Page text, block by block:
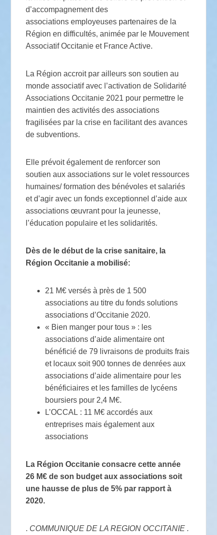
d’accompagnement des
associations employeuses partenaires de la
Région en difficultés, animée par le Mouvement
Associatif Occitanie et France Active.
La Région accroit par ailleurs son soutien au
monde associatif avec l’activation de Solidarité
Associations Occitanie 2021 pour permettre le
maintien des activités des associations
fragilisées par la crise en facilitant des avances
de subventions.
Elle prévoit également de renforcer son
soutien aux associations sur le volet ressources
humaines/ formation des bénévoles et salariés
et d’agir avec un fonds exceptionnel d’aide aux
associations œuvrant pour la jeunesse,
l’éducation populaire et les solidarités.
Dès de le début de la crise sanitaire, la
Région Occitanie a mobilisé:
21 M€ versés à près de 1 500
associations au titre du fonds solutions
associations d’Occitanie 2020.
« Bien manger pour tous » : les
associations d’aide alimentaire ont
bénéficié de 79 livraisons de produits frais
et locaux soit 900 tonnes de denrées aux
associations d’aide alimentaire pour les
bénéficiaires et les familles de lycéens
boursiers pour 2,4 M€.
L’OCCAL : 11 M€ accordés aux
entreprises mais également aux
associations
La Région Occitanie consacre cette année
26 M€ de son budget aux associations soit
une hausse de plus de 5% par rapport à
2020.
. COMMUNIQUE DE LA REGION OCCITANIE .